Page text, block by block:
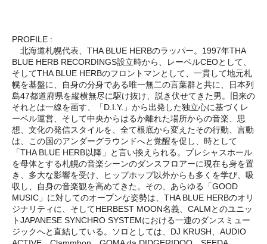
PROFILE :
北海道札幌代表、THA BLUE HERBのラッパー。1997年THA
BLUE HERB RECORDINGS設立時から、レーベルCEOとして、
そしてTHA BLUE HERBのフロントマンとして、一貫して地元札
幌を基盤に、自身の分身である唯一無二の言葉群と共に、日本列
島47都道府県を縦横無尽に駆け抜け、説き伏せてきた男。旧来の
それとは一線を画す、「D.I.Y.」から出発した独立心に基づくレ
ーベル運営、そして中央からはるか離れた場所からの音楽、思
想、文化の発信スタイルを、全て根底から変えたその行動、言動
は、この国のアンダーグラウンドへと覚醒を促し、時として
「THA BLUE HERB以降」と言い換えられる。プレシャスホール
を母体とする札幌の音楽シーンのダンスフロアーに現在も身を置
き、多大な影響を受け、ヒップホップ以外からも多くを学び、吸
収し、自身の音楽観を高めてきた。その、あらゆる「GOOD
MUSIC」に対してのオープンな姿勢は、THA BLUE HERBのオリ
ジナリティに、そしてHERBEST MOON名義、CALMとのユニッ
トJAPANESE SYNCHRO SYSTEMにおける一連のダンスミュー
ジックへと直結している。ソロとしては、DJ KRUSH、AUDIO